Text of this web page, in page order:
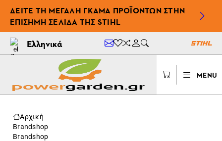
ΔΕΊΤΕ ΤΗ ΜΕΓΆΛΗ ΓΚΆΜΑ ΠΡΟΪΌΝΤΩΝ ΣΤΗΝ
ΕΠΊΣΗΜΗ ΣΕΛΊΔΑ ΤΗΣ STIHL
Ελληνικά
MENU
Αρχική
Brandshop
Brandshop